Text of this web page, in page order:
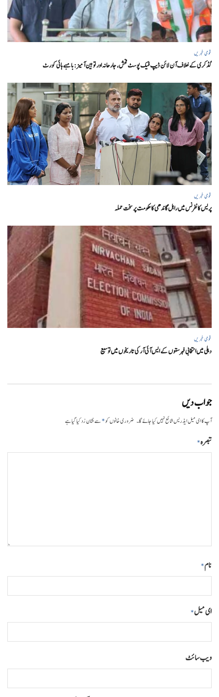
قومی خبریں
گڈکری کے خلاف آن لائن ڈیپ فیک پوسٹ فحش، جارحانہ اور توہین آمیز:بامبے ہائی کورٹ
قومی خبریں
پریس کانفرنس میں راہل گاندھی کا حکومت پر سخت حملہ
قومی خبریں
دہلی میں انتخابی فہرستوں کے ایس آئی آر کی تاریخوں میں توسیع
جواب دیں
آپ کا ای میل ایڈریس شائع نہیں کیا جائے گا۔ ضروری خانوں کو*سے نشان زد کیا گیا ہے
تبصرہ*
نام*
ای میل*
ویب‌ سائٹ